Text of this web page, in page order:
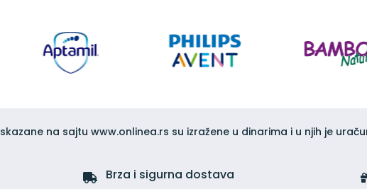
na sajtu www.onlinea.rs su izražene u dinarima i u njih je
Brza i sigurna dostava